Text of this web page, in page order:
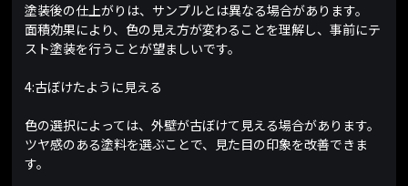
塗装後の仕上がりは、サンプルとは異なる場合があります。
面積効果により、色の見え方が変わることを理解し、事前にテ
スト塗装を行うことが望ましいです。
4:古ぼけたように見える
色の選択によっては、外壁が古ぼけて見える場合があります。
ツヤ感のある塗料を選ぶことで、見た目の印象を改善できま
す。